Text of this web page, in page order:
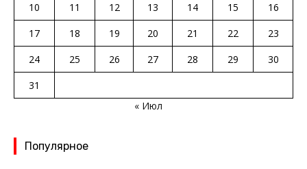
10
11 12 13 14 15
16
17
18 19 20 21 22
23
24
25 26 27 28 29
30
31
« Июл
Популярное